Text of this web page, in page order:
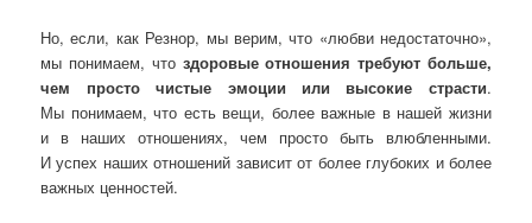
Но, если, как Резнор, мы верим, что «любви недостаточно»,
мы понимаем, что здоровые отношения требуют больше,
чем просто чистые эмоции или высокие страсти.
Мы понимаем, что есть вещи, более важные в нашей жизни
и в наших отношениях, чем просто быть влюбленными.
И успех наших отношений зависит от более глубоких и более
важных ценностей.